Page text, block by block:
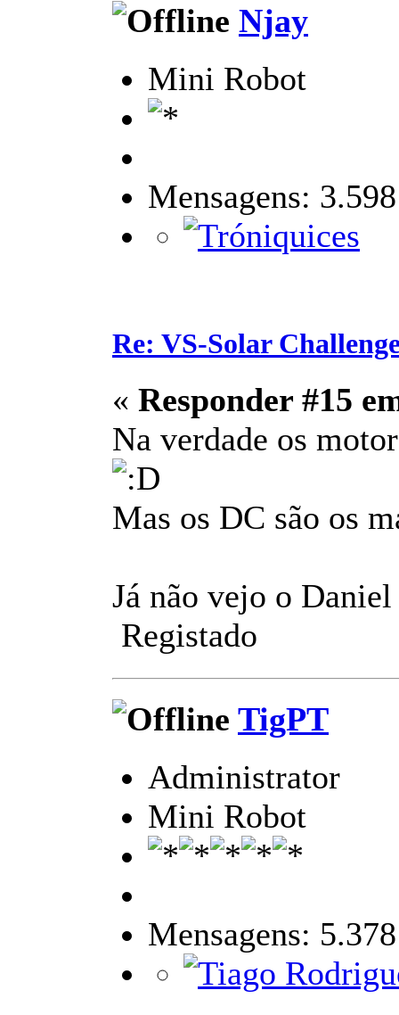
Njay
Mini Robot
Mensagens: 3.598
Re: VS-Solar
« Responder #15
Na verdade os
Mas os DC são os
Já não vejo o
Registado
TigPT
Administrator
Mini Robot
Mensagens: 5.378